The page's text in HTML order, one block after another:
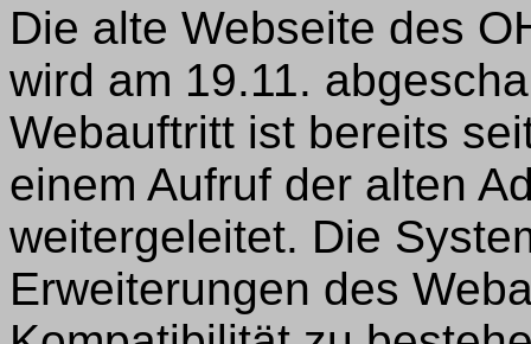
Die alte Webseite des
wird am 19.11.
Webauftritt ist bereits
einem Aufruf der alten
weitergeleitet. Die
Erweiterungen des